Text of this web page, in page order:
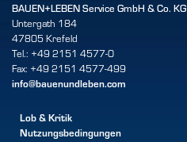
BAUEN+LEBEN Service GmbH & Co. KG
Untergath 184
47805 Krefeld
Tel.: +49 2151 4577-0
Fax: +49 2151 4577-499
info@bauenundleben.com
Lob & Kritik
Nutzungsbedingungen